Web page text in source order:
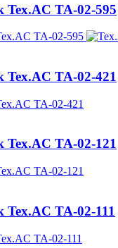
Tex.AC ТА-02-595
ТА-02-421
Tex.AC ТА-02-121
ТА-02-111